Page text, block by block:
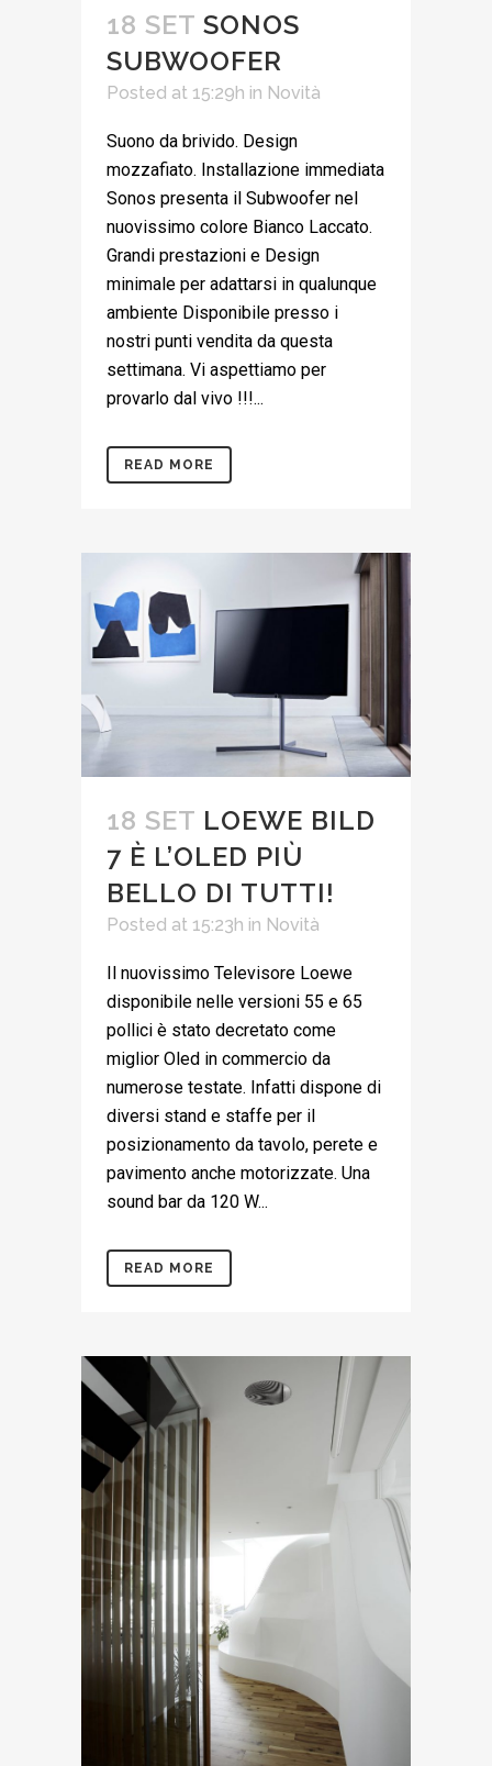
18 SET SONOS
SUBWOOFER
Posted at 15:29h in Novità
Suono da brivido. Design
mozzafiato. Installazione immediata
Sonos presenta il Subwoofer nel
nuovissimo colore Bianco Laccato.
Grandi prestazioni e Design
minimale per adattarsi in qualunque
ambiente Disponibile presso i
nostri punti vendita da questa
settimana. Vi aspettiamo per
provarlo dal vivo !!!...
READ MORE
18 SET LOEWE BILD
7 È L’OLED PIÙ
BELLO DI TUTTI!
Posted at 15:23h in Novità
Il nuovissimo Televisore Loewe
disponibile nelle versioni 55 e 65
pollici è stato decretato come
miglior Oled in commercio da
numerose testate. Infatti dispone di
diversi stand e staffe per il
posizionamento da tavolo, perete e
pavimento anche motorizzate. Una
sound bar da 120 W...
READ MORE